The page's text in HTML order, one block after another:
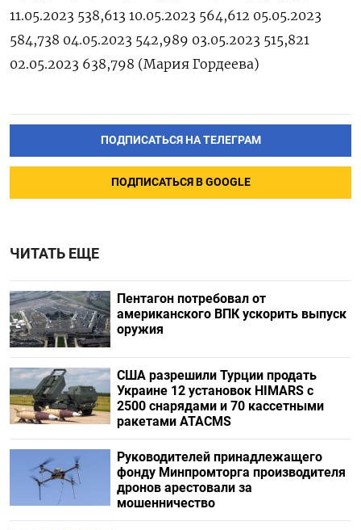
11.05.2023 538,613 10.05.2023 564,612 05.05.2023
584,738 04.05.2023 542,989 03.05.2023 515,821
02.05.2023 638,798 (Мария Гордеева)
ПОДПИСАТЬСЯ НА ТЕЛЕГРАМ
ПОДПИСАТЬСЯ В GOOGLE
ЧИТАТЬ ЕЩЕ
Пентагон потребовал от
американского ВПК ускорить выпуск
оружия
США разрешили Турции продать
Украине 12 установок HIMARS с
2500 снарядами и 70 кассетными
ракетами ATACMS
Руководителей принадлежащего
фонду Минпромторга производителя
дронов арестовали за
мошенничество